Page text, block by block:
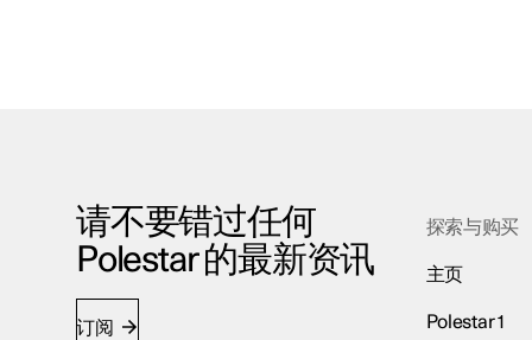
请不要错过任何
Polestar 的最新资讯
订阅
探索与购买
主页
Polestar 1